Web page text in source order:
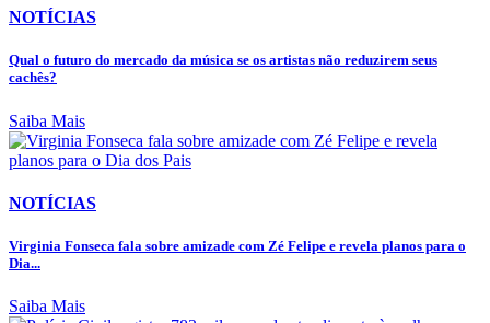
NOTÍCIAS
Qual o futuro do mercado da música se os artistas não reduzirem seus
cachês?
Saiba Mais
NOTÍCIAS
Virginia Fonseca fala sobre amizade com Zé Felipe e revela planos para o
Dia...
Saiba Mais